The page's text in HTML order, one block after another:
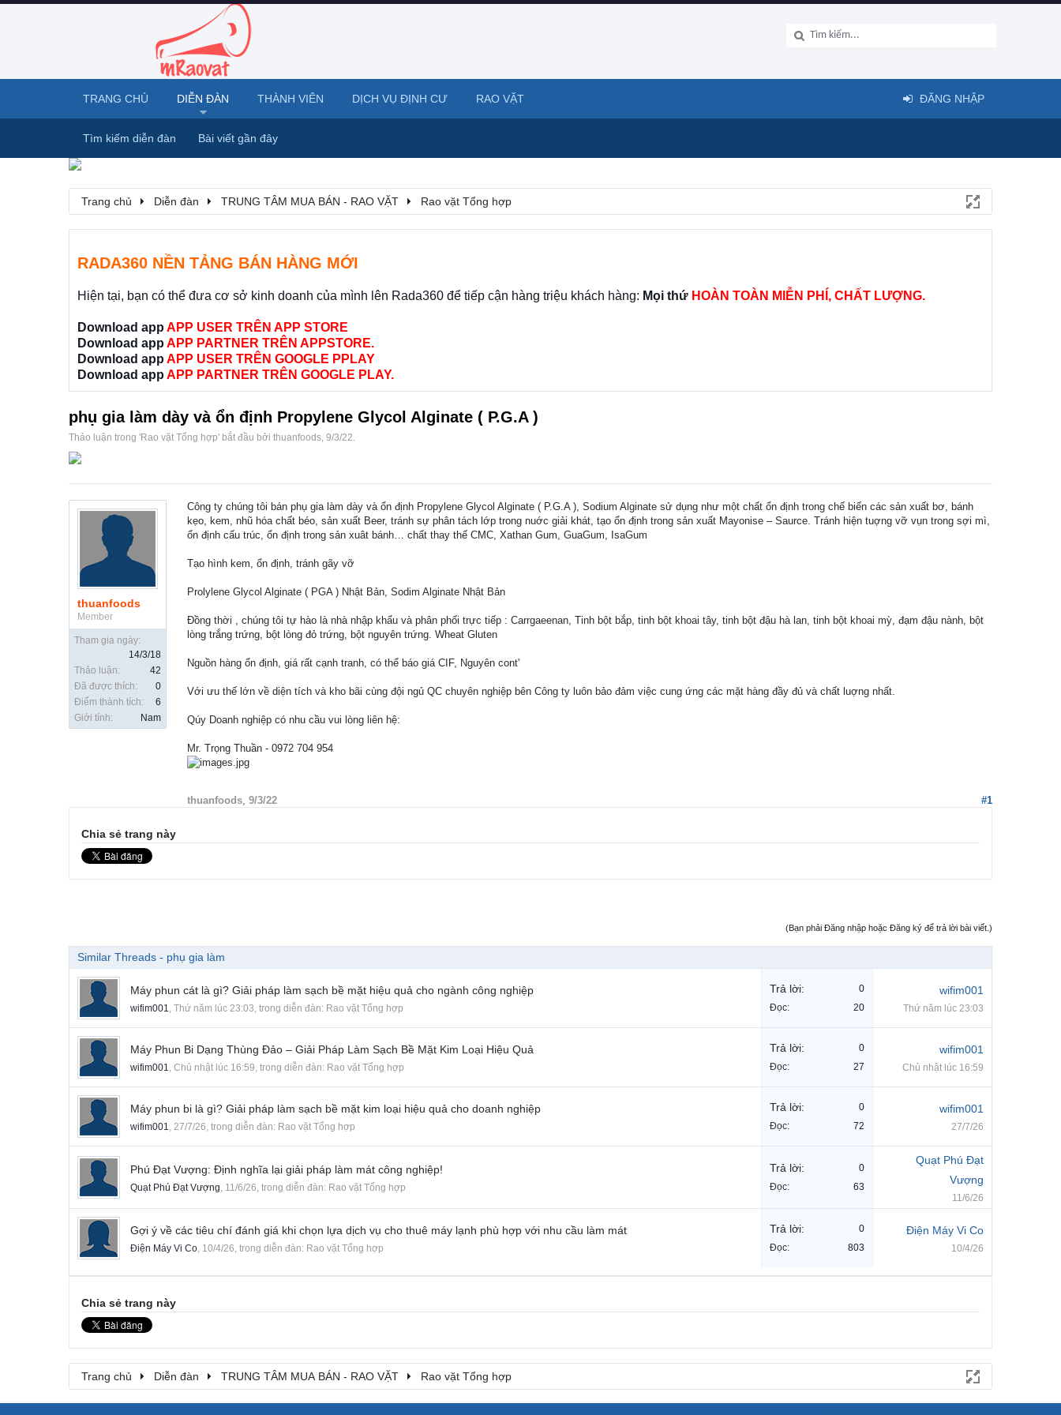
Trang chủ Diễn đàn TRUNG TÂM MUA BÁN - RAO VẶT Rao vặt Tổng hợp
RADA360 NỀN TẢNG BÁN HÀNG MỚI
Hiện tại, bạn có thể đưa cơ sở kinh doanh của mình lên Rada360 để tiếp cận hàng triệu khách hàng: Mọi thứ HOÀN TOÀN MIỄN PHÍ, CHẤT LƯỢNG.
Download app APP USER TRÊN APP STORE
Download app APP PARTNER TRÊN APPSTORE.
Download app APP USER TRÊN GOOGLE PPLAY
Download app APP PARTNER TRÊN GOOGLE PLAY.
phụ gia làm dày và ổn định Propylene Glycol Alginate ( P.G.A )
Thảo luận trong 'Rao vặt Tổng hợp' bắt đầu bởi thuanfoods, 9/3/22.
thuanfoods
Member
Tham gia ngày:
14/3/18
Thảo luận:
42
Đã được thích:
0
Điểm thành tích:
6
Giới tính:
Nam
Công ty chúng tôi bán phụ gia làm dày và ổn định Propylene Glycol Alginate ( P.G.A ), Sodium Alginate sử dụng như một chất ổn định trong chế biến các sản xuất bơ, bánh
kẹo, kem, nhũ hóa chất béo, sản xuất Beer, tránh sự phân tách lớp trong nuớc giải khát, tạo ổn định trong sản xuất Mayonise – Saurce. Tránh hiện tuợng vỡ vụn trong sợi mì,
ổn định cấu trúc, ổn định trong sản xuât bánh… chất thay thế CMC, Xathan Gum, GuaGum, IsaGum
Tạo hình kem, ổn định, tránh gãy vỡ
Prolylene Glycol Alginate ( PGA ) Nhật Bản, Sodim Alginate Nhật Bản
Đồng thời , chúng tôi tự hào là nhà nhập khẩu và phân phối trực tiếp : Carrgaeenan, Tinh bột bắp, tinh bột khoai tây, tinh bột đậu hà lan, tinh bột khoai mỳ, đạm đậu nành, bột
lòng trắng trứng, bột lòng đỏ trứng, bột nguyên trứng. Wheat Gluten
Nguồn hàng ổn định, giá rất cạnh tranh, có thể báo giá CIF, Nguyên cont'
Với ưu thế lớn về diện tích và kho bãi cùng đội ngủ QC chuyên nghiệp bên Công ty luôn bảo đảm việc cung ứng các mặt hàng đầy đủ và chất luợng nhất.
Qúy Doanh nghiệp có nhu cầu vui lòng liên hệ:
Mr. Trọng Thuần - 0972 704 954
thuanfoods, 9/3/22 #1
Chia sẻ trang này
(Bạn phải Đăng nhập hoặc Đăng ký để trả lời bài viết.)
Similar Threads - phụ gia làm
Máy phun cát là gì? Giải pháp làm sạch bề mặt hiệu quả cho ngành công nghiệp
wifim001, Thứ năm lúc 23:03, trong diễn đàn: Rao vặt Tổng hợp
Trả lời:
0
Đọc:
20
wifim001
Thứ năm lúc 23:03
Máy Phun Bi Dạng Thùng Đảo – Giải Pháp Làm Sạch Bề Mặt Kim Loại Hiệu Quả
wifim001, Chủ nhật lúc 16:59, trong diễn đàn: Rao vặt Tổng hợp
Trả lời:
0
Đọc:
27
wifim001
Chủ nhật lúc 16:59
Máy phun bi là gì? Giải pháp làm sạch bề mặt kim loại hiệu quả cho doanh nghiệp
wifim001, 27/7/26, trong diễn đàn: Rao vặt Tổng hợp
Trả lời:
0
Đọc:
72
wifim001
27/7/26
Phú Đạt Vượng: Định nghĩa lại giải pháp làm mát công nghiệp!
Quạt Phú Đạt Vượng, 11/6/26, trong diễn đàn: Rao vặt Tổng hợp
Trả lời:
0
Đọc:
63
Quạt Phú Đạt
Vượng
11/6/26
Gợi ý về các tiêu chí đánh giá khi chọn lựa dịch vụ cho thuê máy lạnh phù hợp với nhu cầu làm mát
Điện Máy Vi Co, 10/4/26, trong diễn đàn: Rao vặt Tổng hợp
Trả lời:
0
Đọc:
803
Điện Máy Vi Co
10/4/26
Chia sẻ trang này
Trang chủ Diễn đàn TRUNG TÂM MUA BÁN - RAO VẶT Rao vặt Tổng hợp
TRANG CHỦ DIỄN ĐÀN
Tìm kiếm diễn đàn Bài viết gần đây
THÀNH VIÊN DỊCH VỤ ĐỊNH CƯ RAO VẶT ĐĂNG NHẬP